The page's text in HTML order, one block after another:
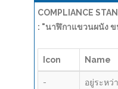
COMPLIANCE
: "นาฬิกาแขวนผนัง ข
Icon Name
- อยู่ระหว่า